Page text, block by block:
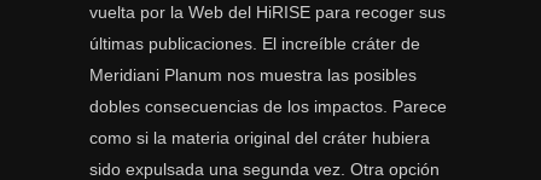
vuelta por la Web del HiRISE para recoger sus
últimas publicaciones. El increíble cráter de
Meridiani Planum nos muestra las posibles
dobles consecuencias de los impactos. Parece
como si la materia original del cráter hubiera
sido expulsada una segunda vez. Otra opción